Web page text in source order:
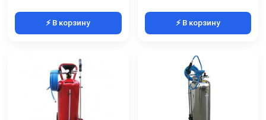
⚡ В корзину ⚡ В корзину